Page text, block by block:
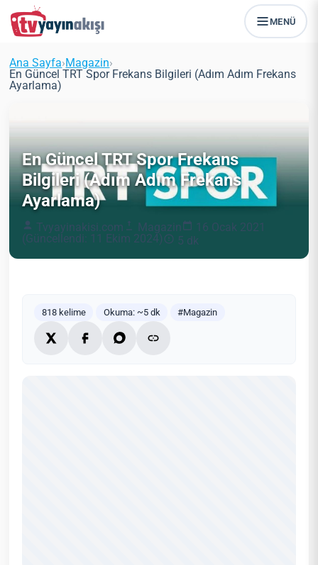
MENÜ
Ana Sayfa›Magazin›
En Güncel TRT Spor Frekans Bilgileri (Adım Adım Frekans
Ayarlama)
En Güncel TRT Spor Frekans
Bilgileri (Adım Adım Frekans
Ayarlama)
Tvyayinakisi.com Magazin
16 Ocak 2021
(Güncellendi: 11 Ekim 2024)
5 dk
818 kelime Okuma: ~5 dk #Magazin